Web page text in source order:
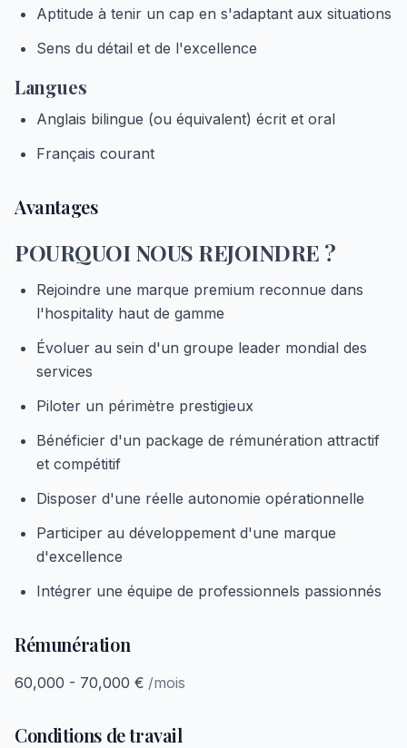
Aptitude à tenir un cap en s'adaptant aux situations
Sens du détail et de l'excellence
Langues
Anglais bilingue (ou équivalent) écrit et oral
Français courant
Avantages
POURQUOI NOUS REJOINDRE ?
Rejoindre une marque premium reconnue dans
l'hospitality haut de gamme
Évoluer au sein d'un groupe leader mondial des
services
Piloter un périmètre prestigieux
Bénéficier d'un package de rémunération attractif
et compétitif
Disposer d'une réelle autonomie opérationnelle
Participer au développement d'une marque
d'excellence
Intégrer une équipe de professionnels passionnés
Rémunération
60,000 - 70,000 € /mois
Conditions de travail